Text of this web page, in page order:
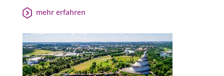
mehr erfahren